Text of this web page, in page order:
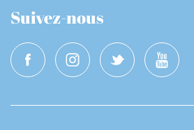
Suivez-nous